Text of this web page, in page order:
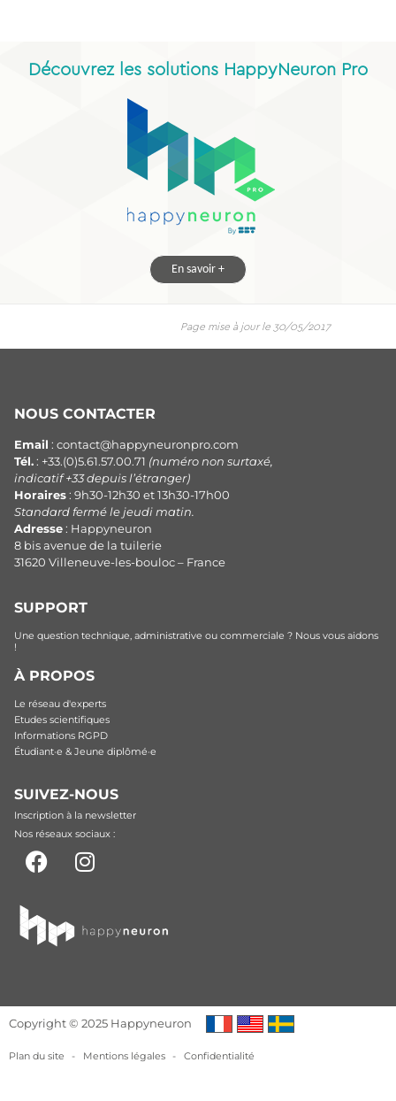
Découvrez les solutions HappyNeuron Pro
En savoir +
Page mise à jour le 30/05/2017
NOUS CONTACTER
Email : contact@happyneuronpro.com
Tél. : +33.(0)5.61.57.00.71 (numéro non surtaxé,
indicatif +33 depuis l’étranger)
Horaires : 9h30-12h30 et 13h30-17h00
Standard fermé le jeudi matin.
Adresse : Happyneuron
8 bis avenue de la tuilerie
31620 Villeneuve-les-bouloc – France
SUPPORT
Une question technique, administrative ou commerciale ? Nous vous aidons
!
À PROPOS
Le réseau d'experts
Etudes scientifiques
Informations RGPD
Étudiant·e & Jeune diplômé·e
SUIVEZ-NOUS
Inscription à la newsletter
Nos réseaux sociaux :
Copyright © 2025 Happyneuron
Plan du site - Mentions légales - Confidentialité